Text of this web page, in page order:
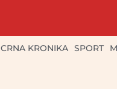
CRNA KRONIKA SPORT